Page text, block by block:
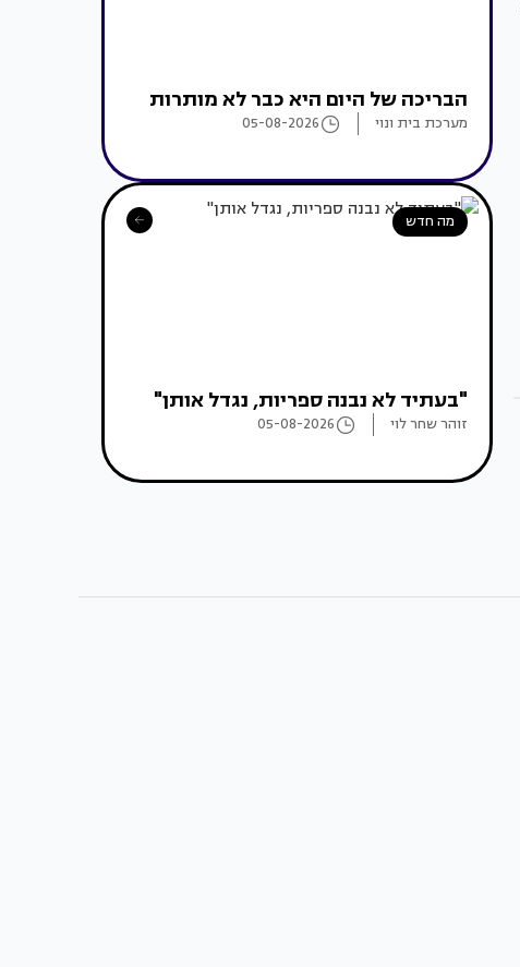
הבריכה של היום היא כבר לא מותרות
מערכת בית ונוי 05-08-2026
מה חדש
"בעתיד לא נבנה ספריות, נגדל אותן"
זוהר שחר לוי 05-08-2026